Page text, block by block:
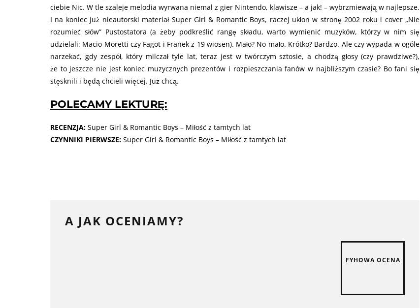
ciebie Nic. W tle szaleje melodia wyrwana niemal z gier Nintendo, klawisze – a jak! – wybrzmiewają w najlepsze.
I na koniec już nieautorski materiał Super Girl & Romantic Boys, raczej ukłon w stronę 2002 roku i cover „Nie
rozumieć słów” Pustostatora (a żeby podkreślić rangę składu, warto wymienić muzyków, którzy w nim się
udzielali: Macio Moretti czy Fagot i Franek z 19 wiosen). Mało? No mało. Krótko? Bardzo. Ale czy wypada w ogóle
narzekać, gdy zespół, który milczał tyle lat, teraz jest w twórczym sztosie, a chodzą głosy (czy prawdziwe?),
że to jeszcze nie jest koniec muzycznych prezentów i rozpieszczania fanów w najbliższym czasie? Bo fani się
stęsknili i będą chcieli więcej. Już chcą.
POLECAMY LEKTURĘ:
RECENZJA: Super Girl & Romantic Boys – Miłość z tamtych lat
CZYNNIKI PIERWSZE: Super Girl & Romantic Boys – Miłość z tamtych lat
A JAK OCENIAMY?
FYHOWA OCENA